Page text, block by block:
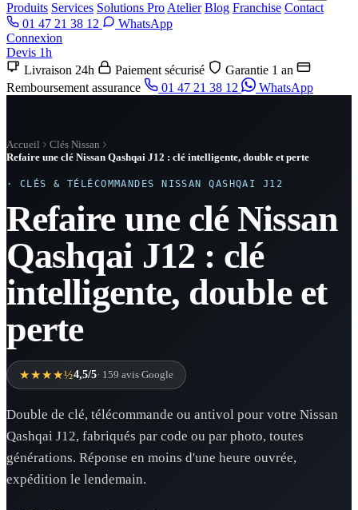
Produits Services Solutions Pro Atelier Blog Franchise Contact
01 47 21 38 12
WhatsApp
Connexion
Devis 1h
Livraison 24h
Paiement sécurisé
Garantie 1 an
Remboursement assurance
01 47 21 38 12 WhatsApp
Accueil
Clés Nissan
Refaire une clé Nissan Qashqai J12 : clé intelligente, double et perte
· CLÉS & TÉLÉCOMMANDES NISSAN QASHQAI J12
Refaire une clé Nissan
Qashqai J12 : clé
intelligente, double et
perte
★★★★½4,5/5· 159 avis Google
Double de clé, télécommande ou antivol pour votre Nissan
Qashqai J12, fabriqués par code ou par photo, toutes
générations. Réponse en moins d'une heure ouvrée,
expédition le lendemain.